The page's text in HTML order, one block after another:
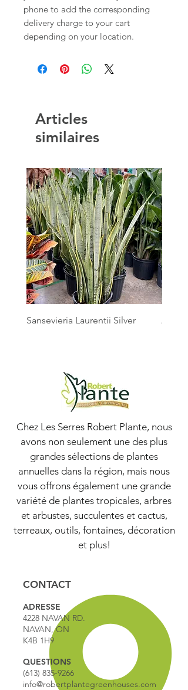
phone to add the corresponding
delivery charge to your cart
depending on your location.
Articles
similaires
Sansevieria Laurentii Silver
Chez Les Serres Robert Plante, nous
avons non seulement une des plus
grandes sélections de plantes
annuelles dans la région, mais nous
vous offrons également une grande
variété de plantes tropicales, arbres
et arbustes, succulentes et cactus,
terreaux, outils, fontaines, décoration
et plus!
CONTACT
ADRESSE
4228 NAVAN RD.
NAVAN, ON
K4B 1H9
QUESTIONS
(613) 835-9266
info@robertplantegreenhouses.com